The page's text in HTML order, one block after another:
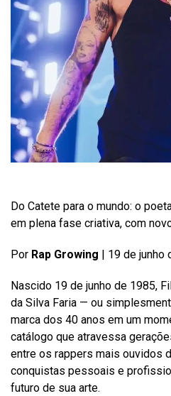
Do Catete para o mundo: o
em plena fase criativa, com
Por Rap Growing | 19 de junho
Nascido 19 de junho de 1985,
da Silva Faria — ou
marca dos 40 anos em um
catálogo que atravessa
entre os rappers mais ouvidos
conquistas pessoais e
futuro de sua arte.